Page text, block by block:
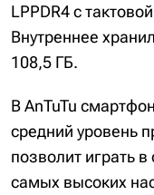
LPPDR4 с
Внутреннее
108,5 ГБ.
В AnTuTu
средний уровень
позволит играть
самых высоких